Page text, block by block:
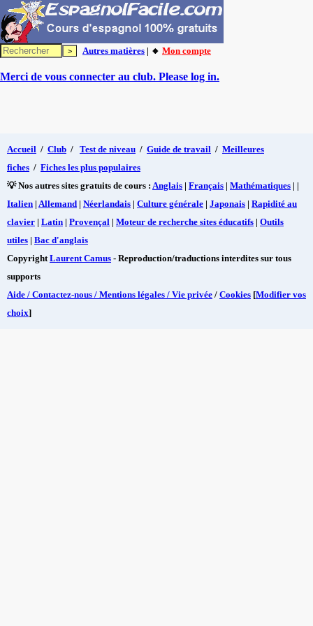
Autres matières | 🔸 Mon compte
Merci de vous connecter au club. Please log in.
Accueil / Club / Test de niveau / Guide de travail / Meilleures
fiches / Fiches les plus populaires
💡 Nos autres sites gratuits de cours : Anglais | Français | Mathématiques | |
Italien | Allemand | Néerlandais | Culture générale | Japonais | Rapidité au
clavier | Latin | Provençal | Moteur de recherche sites éducatifs | Outils
utiles | Bac d'anglais
CopyrightLaurent Camus - Reproduction/traductions interdites sur tous
supports
Aide / Contactez-nous / Mentions légales / Vie privée / Cookies [Modifier vos
choix]